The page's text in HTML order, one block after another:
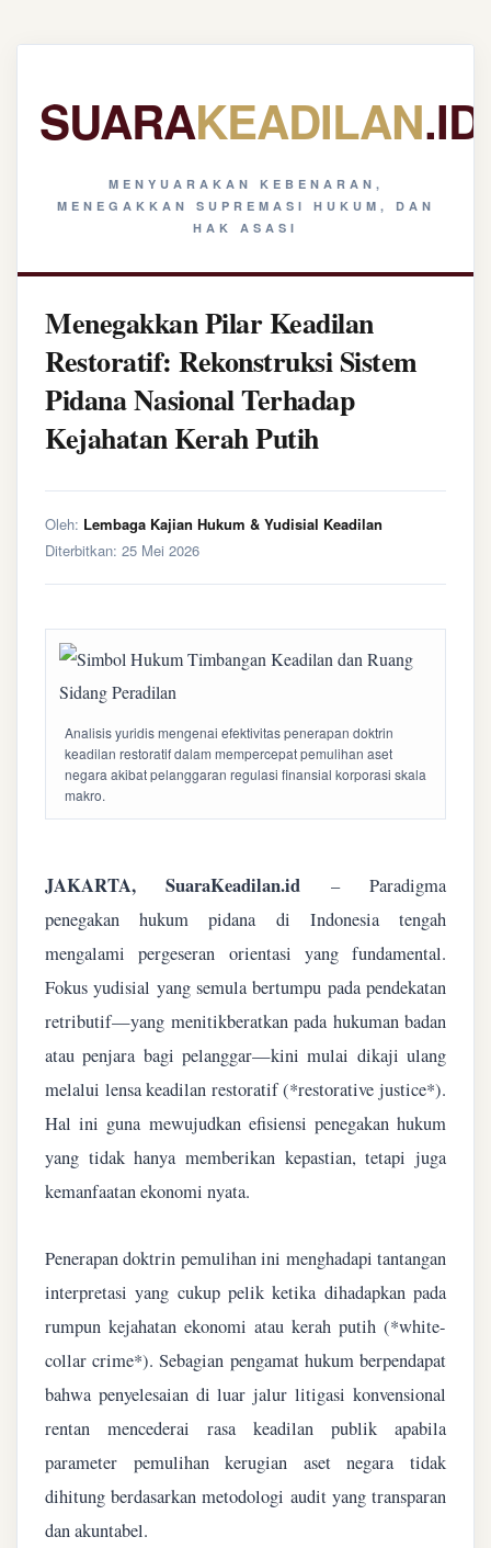
SUARAKEADILAN.ID
MENYUARAKAN KEBENARAN,
MENEGAKKAN SUPREMASI HUKUM, DAN
HAK ASASI
Menegakkan Pilar Keadilan
Restoratif: Rekonstruksi Sistem
Pidana Nasional Terhadap
Kejahatan Kerah Putih
Oleh: Lembaga Kajian Hukum & Yudisial Keadilan
Diterbitkan: 25 Mei 2026
Analisis yuridis mengenai efektivitas penerapan doktrin
keadilan restoratif dalam mempercepat pemulihan aset
negara akibat pelanggaran regulasi finansial korporasi skala
makro.
JAKARTA, SuaraKeadilan.id – Paradigma
penegakan hukum pidana di Indonesia tengah
mengalami pergeseran orientasi yang fundamental.
Fokus yudisial yang semula bertumpu pada pendekatan
retributif—yang menitikberatkan pada hukuman badan
atau penjara bagi pelanggar—kini mulai dikaji ulang
melalui lensa keadilan restoratif (*restorative justice*).
Hal ini guna mewujudkan efisiensi penegakan hukum
yang tidak hanya memberikan kepastian, tetapi juga
kemanfaatan ekonomi nyata.
Penerapan doktrin pemulihan ini menghadapi tantangan
interpretasi yang cukup pelik ketika dihadapkan pada
rumpun kejahatan ekonomi atau kerah putih (*white-
collar crime*). Sebagian pengamat hukum berpendapat
bahwa penyelesaian di luar jalur litigasi konvensional
rentan mencederai rasa keadilan publik apabila
parameter pemulihan kerugian aset negara tidak
dihitung berdasarkan metodologi audit yang transparan
dan akuntabel.